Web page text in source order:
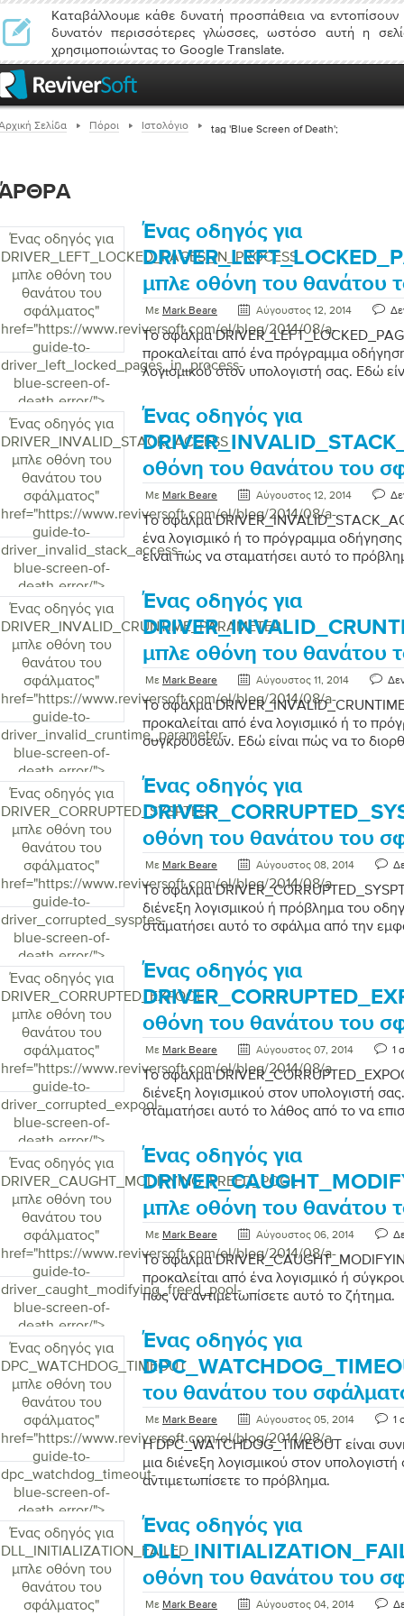
Καταβάλλουμε κάθε δυνατή προσπάθεια να
δυνατόν περισσότερες γλώσσες, ωστόσο αυτή η
χρησιμοποιώντας το Google Translate.
Σελίδα Πόροι Ιστολόγιο tag 'Blue Screen of Death';
Ένας οδηγός για
DRIVER_LEFT_LOCKED_PAGES_IN_PROCESS
μπλε οθόνη του
θανάτου του
σφάλματος"
href="https://www.reviversoft.com/el/blog/2014/08/a-
guide-to-
driver_left_locked_pages_in_process-
blue-screen-of-
death-error/">
Ένας οδηγός για
μπλε οθόνη του θανάτου
Με Mark Beare Αύγουστος 12, 2014
Το σφάλμα
προκαλείται από ένα πρόγραμμα
λογισμικού στον υπολογιστή σας. Εδώ
Ένας οδηγός για
DRIVER_INVALID_STACK_ACCESS
μπλε οθόνη του
θανάτου του
σφάλματος"
href="https://www.reviversoft.com/el/blog/2014/08/a-
guide-to-
driver_invalid_stack_access-
blue-screen-of-
death-error/">
Ένας οδηγός για
οθόνη του θανάτου του
Με Mark Beare Αύγουστος 12, 2014
Το σφάλμα
ένα λογισμικό ή το πρόγραμμα
είναι πώς να σταματήσει αυτό το
Ένας οδηγός για
DRIVER_INVALID_CRUNTIME_PARAMETER
μπλε οθόνη του
θανάτου του
σφάλματος"
href="https://www.reviversoft.com/el/blog/2014/08/a-
guide-to-
driver_invalid_cruntime_parameter-
blue-screen-of-
death-error/">
Ένας οδηγός για
μπλε οθόνη του θανάτου
Με Mark Beare Αύγουστος 11, 2014
Το σφάλμα
προκαλείται από ένα λογισμικό ή το
συγκρούσεων. Εδώ είναι πώς να το
Ένας οδηγός για
DRIVER_CORRUPTED_SYSPTES
μπλε οθόνη του
θανάτου του
σφάλματος"
href="https://www.reviversoft.com/el/blog/2014/08/a-
guide-to-
driver_corrupted_sysptes-
blue-screen-of-
death-error/">
Ένας οδηγός για
οθόνη του θανάτου του
Με Mark Beare Αύγουστος 08, 2014
Το σφάλμα
διένεξη λογισμικού ή πρόβλημα του
σταματήσει αυτό το σφάλμα από την
Ένας οδηγός για
DRIVER_CORRUPTED_EXPOOL
μπλε οθόνη του
θανάτου του
σφάλματος"
href="https://www.reviversoft.com/el/blog/2014/08/a-
guide-to-
driver_corrupted_expool-
blue-screen-of-
death-error/">
Ένας οδηγός για
οθόνη του θανάτου του
Με Mark Beare Αύγουστος 07, 2014 1
Το σφάλμα
διένεξη λογισμικού στον υπολογιστή
σταματήσει αυτό το λάθος από το να
Ένας οδηγός για
DRIVER_CAUGHT_MODIFYING_FREED_POOL
μπλε οθόνη του
θανάτου του
σφάλματος"
href="https://www.reviversoft.com/el/blog/2014/08/a-
guide-to-
driver_caught_modifying_freed_pool-
blue-screen-of-
death-error/">
Ένας οδηγός για
μπλε οθόνη του θανάτου
Με Mark Beare Αύγουστος 06, 2014
Το σφάλμα
προκαλείται από ένα λογισμικό ή
πώς να αντιμετωπίσετε αυτό το ζήτημα.
Ένας οδηγός για
DPC_WATCHDOG_TIMEOUT
μπλε οθόνη του
θανάτου του
σφάλματος"
href="https://www.reviversoft.com/el/blog/2014/08/a-
guide-to-
dpc_watchdog_timeout-
blue-screen-of-
death-error/">
Ένας οδηγός για
του θανάτου του
Με Mark Beare Αύγουστος 05, 2014 1
Η DPC_WATCHDOG_TIMEOUT είναι
μια διένεξη λογισμικού στον
αντιμετωπίσετε το πρόβλημα.
Ένας οδηγός για
DLL_INITIALIZATION_FAILED
μπλε οθόνη του
θανάτου του
σφάλματος"
Ένας οδηγός για
οθόνη του θανάτου του
Με Mark Beare Αύγουστος 04, 2014